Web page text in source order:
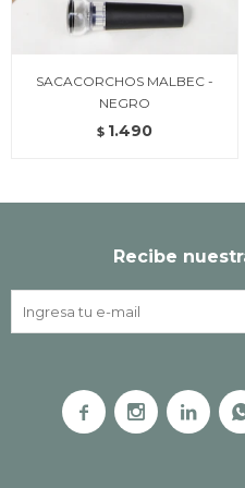
SACACORCHOS MALBEC -
NEGRO
$ 1.490
Recibe
  